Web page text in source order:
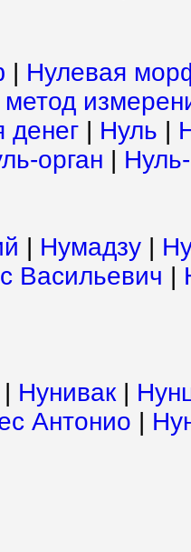
| Нулевая
денег | Нуль |
орган |
| Нумадзу |
Васильевич |
| Нунивак |
Антонио |